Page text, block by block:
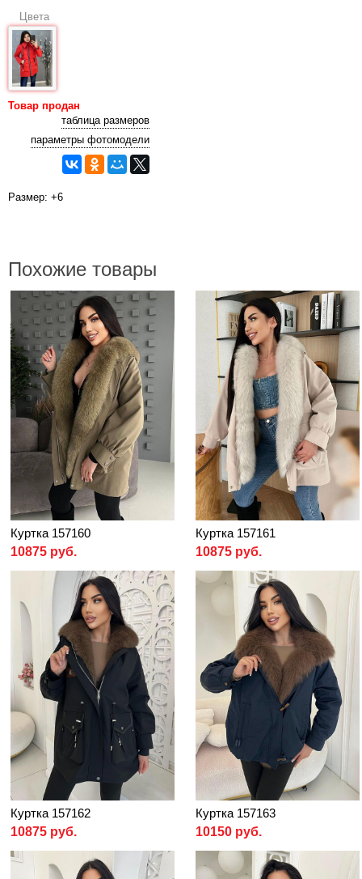
Цвета
Товар продан
таблица размеров
параметры фотомодели
Размер: +6
Похожие товары
Куртка 157160
10875 руб.
Куртка 157161
10875 руб.
Куртка 157162
10875 руб.
Куртка 157163
10150 руб.